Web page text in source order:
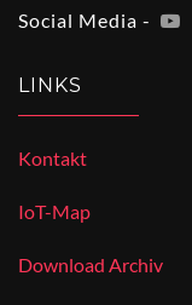
Social Media -
LINKS
Kontakt
IoT-Map
Download Archiv